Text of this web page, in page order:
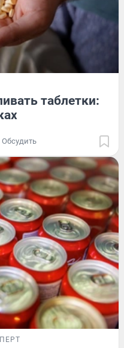
таблетки:
Обсудить